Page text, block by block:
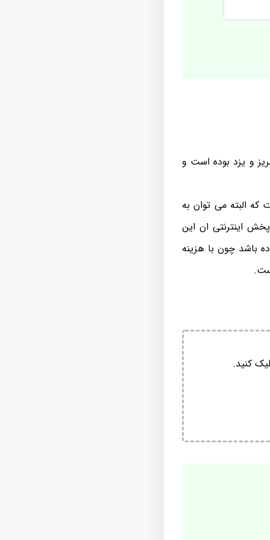
و یزد بوده است و
که البته می توان به
اینترنتی ان این
باشد چون با هزینه
کنید.